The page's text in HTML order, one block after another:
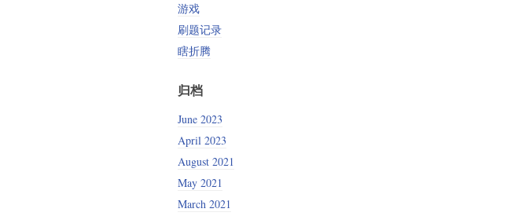
游戏
刷题记录
瞎折腾
归档
June 2023
April 2023
August 2021
May 2021
March 2021